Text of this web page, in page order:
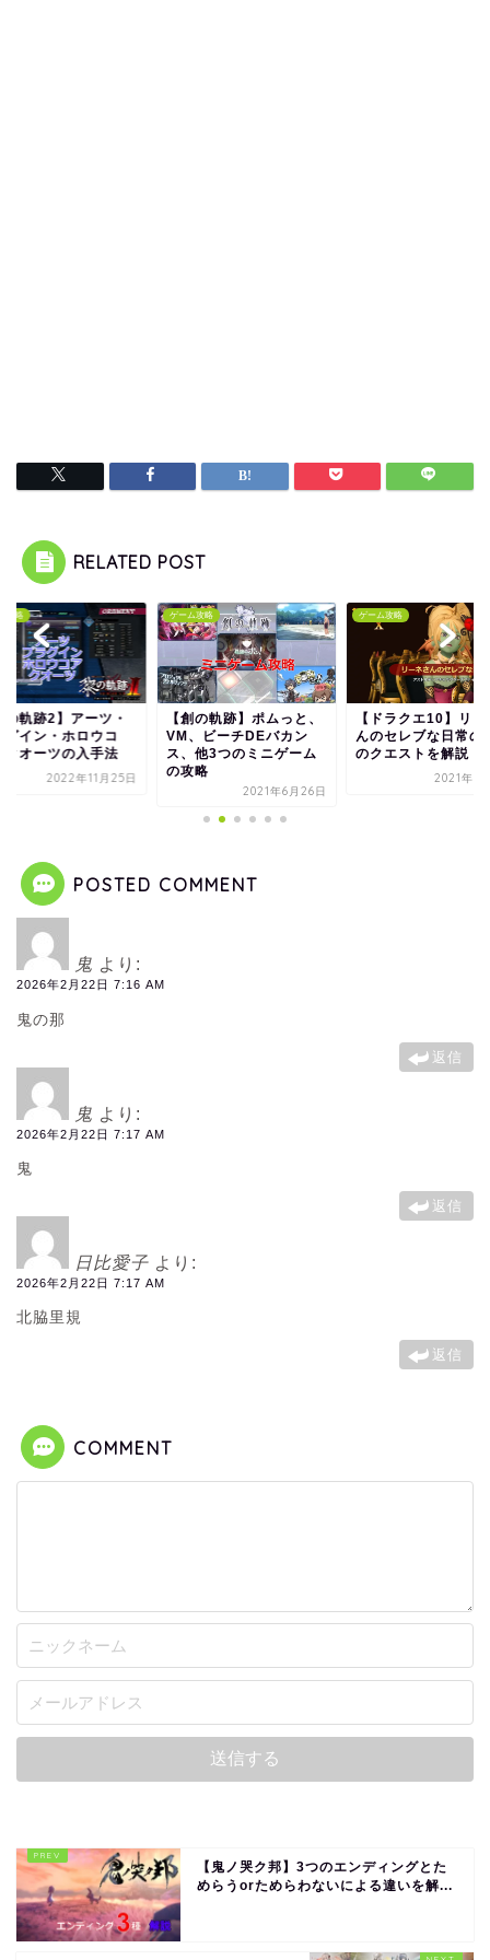
RELATED POST
攻略
の軌跡2】アーツ・
グイン・ホロウコ
クオーツの入手法
2022年11月25日
ゲーム攻略
【創の軌跡】ポムっと、
VM、ビーチDEバカン
ス、他3つのミニゲーム
の攻略
2021年6月26日
ゲーム攻略
【ドラクエ10】リー
んのセレブな日常の
のクエストを解説
2021年5
POSTED COMMENT
鬼 より:
2026年2月22日 7:16 AM
鬼の那
返信
鬼 より:
2026年2月22日 7:17 AM
鬼
返信
日比愛子 より:
2026年2月22日 7:17 AM
北脇里規
返信
COMMENT
【鬼ノ哭ク邦】3つのエンディングとた
めらうorためらわないによる違いを解...